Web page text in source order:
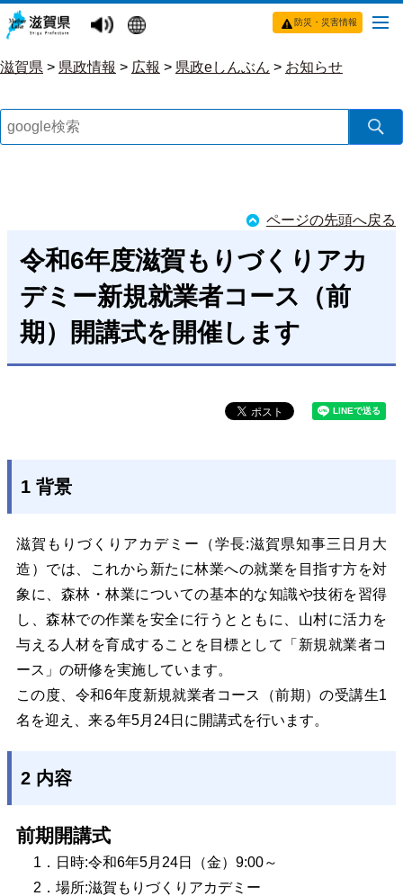
防災・災害情報
滋賀県 > 県政情報 > 広報 > 県政eしんぶん > お知らせ
ページの先頭へ戻る
令和6年度滋賀もりづくりアカ
デミー新規就業者コース（前
期）開講式を開催します
1 背景
滋賀もりづくりアカデミー（学長:滋賀県知事三日月大
造）では、これから新たに林業への就業を目指す方を対
象に、森林・林業についての基本的な知識や技術を習得
し、森林での作業を安全に行うとともに、山村に活力を
与える人材を育成することを目標として「新規就業者コ
ース」の研修を実施しています。
この度、令和6年度新規就業者コース（前期）の受講生1
名を迎え、来る年5月24日に開講式を行います。
2 内容
前期開講式
1．日時:令和6年5月24日（金）9:00～
2．場所:滋賀もりづくりアカデミー